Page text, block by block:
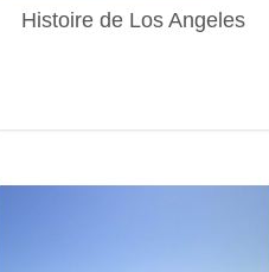
Histoire de Los Angeles